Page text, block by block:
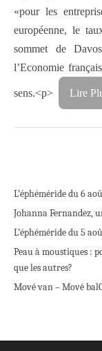
«pour les
européenne, le
sommet de
l’Economie
sens.<p> Lire
L’éphéméride du 6
Johanna Fernandez,
L’éphéméride du 5
Peau à moustiques :
que les autres?
Mové van – Mové bal